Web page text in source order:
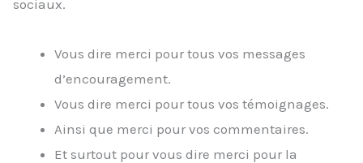
sociaux.
Vous dire merci pour tous vos messages
d’encouragement.
Vous dire merci pour tous vos témoignages.
Ainsi que merci pour vos commentaires.
Et surtout pour vous dire merci pour la